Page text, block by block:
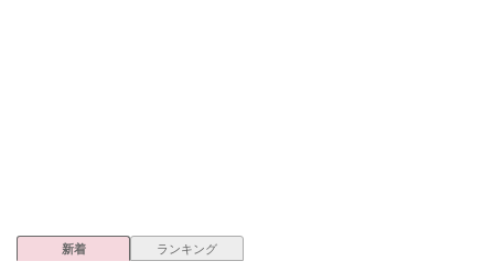
新着 ランキング